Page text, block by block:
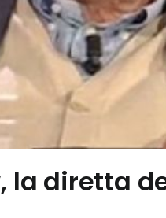
la diretta